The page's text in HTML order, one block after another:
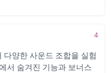
4
양한 사운드 조합을 실험
서 숨겨진 기능과 보너스